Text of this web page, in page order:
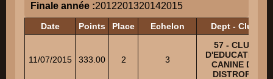
Finale année :2012201320142015
Date Points Place Echelon Dept - Club
11/07/2015 333.00 2 3
57 - CLUB
D'EDUCATION
CANINE DE
DISTROFF